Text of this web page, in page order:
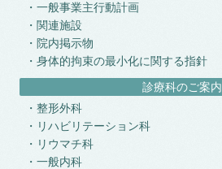
一般事業主行動計画
関連施設
院内掲示物
身体的拘束の最小化に関する指針
診療科のご案内
整形外科
リハビリテーション科
リウマチ科
一般内科